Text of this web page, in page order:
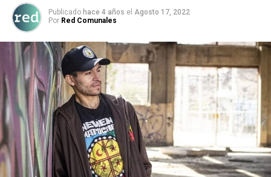
Publicado hace 4 años el Agosto 17, 2022
Por Red Comunales